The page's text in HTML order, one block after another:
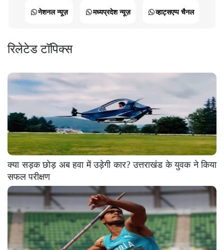
नेशनल न्यूज़ मध्यप्रदेश न्यूज़ व्हाट्सएप्प चैनल
रिलेटेड टॉपिक्स
क्या सड़क छोड़ अब हवा में उड़ेगी कार? उत्तराखंड के युवक ने किया
सफल परीक्षण